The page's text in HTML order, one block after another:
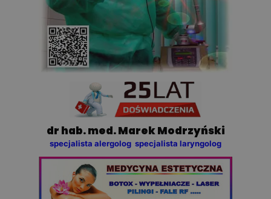
specjalista alergolog specjalista laryngolog
dr hab. med. Marek Modrzyński